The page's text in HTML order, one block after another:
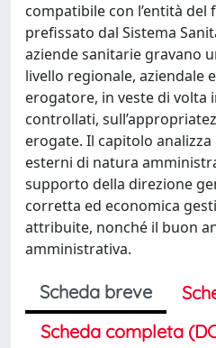
compatibile con l’entità del
prefissato dal Sistema
aziende sanitarie gravano
livello regionale, aziendale
erogatore, in veste di volta
controllati,
erogate. Il capitolo
esterni di natura
supporto della direzione
corretta ed economica
attribuite, nonché il buon
amministrativa.
Scheda breve
Scheda completa